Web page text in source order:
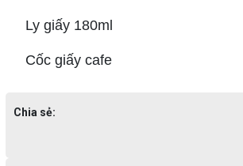
Ly giấy 180ml
Cốc giấy cafe
Chia sẻ: